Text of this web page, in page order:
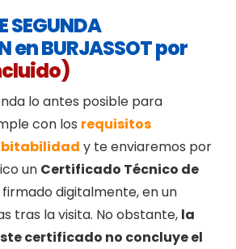
SEGUNDA
en BURJASSOT por
lo antes posible para
con los requisitos
y te enviaremos por
un Certificado Técnico de
firmado digitalmente, en un
tras la visita. No obstante, la
certificado no concluye el